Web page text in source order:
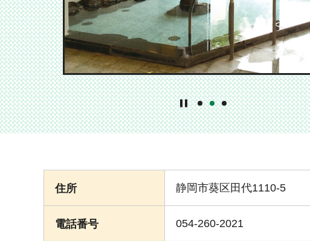
1番目のスライドを表示
2番目のスライドを表示
3番目のスライドを表示
住所 静岡市葵区田代1110-5
電話番号 054-260-2021